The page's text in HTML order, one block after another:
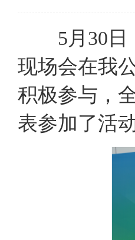
5月30日，
现场会在我
积极参与，
表参加了活动